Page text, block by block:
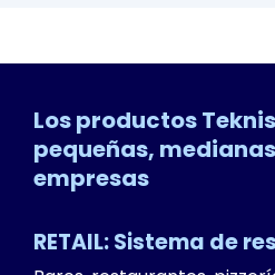
Los productos
pequeñas,
empresas
RETAIL: Sistema de